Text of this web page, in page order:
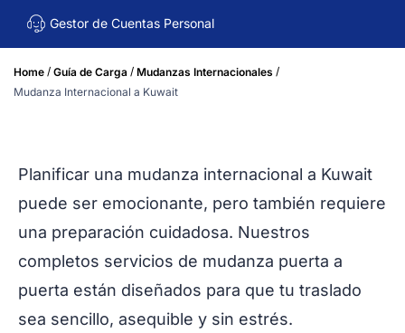
Gestor de Cuentas Personal
Home / Guía de Carga / Mudanzas Internacionales /
Mudanza Internacional a Kuwait
Planificar una mudanza internacional a Kuwait
puede ser emocionante, pero también requiere
una preparación cuidadosa. Nuestros
completos servicios de mudanza puerta a
puerta están diseñados para que tu traslado
sea sencillo, asequible y sin estrés.